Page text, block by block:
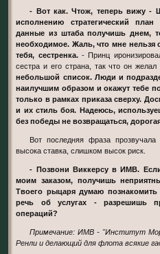
- Вот как. Чтож, теперь вижу - Шнайзель наконец назначил к
исполнению стратегический
данные из штаба получишь днем,
необходимое. Жаль, что мне нельзя
тебя, сестренка.- Принц
сестра и его страна, так что он
небольшой список. Люди и
наилучшим образом и окажут тебе
только в рамках приказа сверху.
и их стиль боя. Надеюсь,
без победы не возвращаться,
Вот последняя фраза прозвучала более чем серьезно. Слишком
высока ставка, слишком высок риск.
- Позвони Виккерсу в ИМВ. Если он и Уоллер справились с
моим заказом, получишь
Твоего рыцаря думаю
речь об услугах - разрешишь
операций?
Примечание: ИМВ - "Институт Морских Вооружений", курируемый
Ренли и делающий для флота всякие